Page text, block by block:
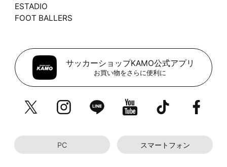
ESTADIO
FOOT BALLERS
サッカーショップKAMO公式アプリ
お買い物をさらに便利に
PC スマートフォン